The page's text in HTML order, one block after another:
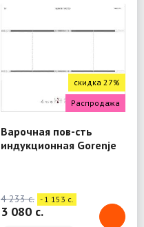
скидка 27%
Распродажа
Варочная пов-сть
индукционная Gorenje
4 233 c. - 1 153 c.
3 080 c.